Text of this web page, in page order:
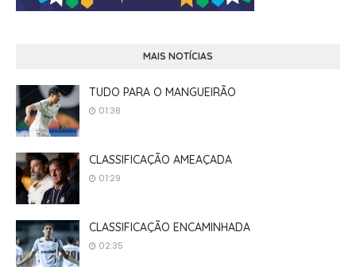
MAIS NOTÍCIAS
TUDO PARA O MANGUEIRÃO
01:38
CLASSIFICAÇÃO AMEAÇADA
01:29
CLASSIFICAÇÃO ENCAMINHADA
02:35